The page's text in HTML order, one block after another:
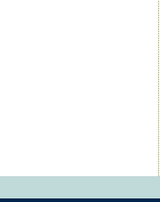
Xerox AltaLink C8255